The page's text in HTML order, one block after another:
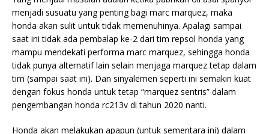
menjadi susuatu yang penting bagi marc marquez, maka
honda akan sulit untuk tidak memenuhinya. Apalagi sampai
saat ini tidak ada pembalap ke-2 dari tim repsol honda yang
mampu mendekati performa marc marquez, sehingga honda
tidak punya alternatif lain selain menjaga marquez tetap dalam
tim (sampai saat ini). Dan sinyalemen seperti ini semakin kuat
dengan fokus honda untuk tetap “marquez sentris” dalam
pengembangan honda rc213v di tahun 2020 nanti.
Honda akan melakukan apapun (untuk sementara ini) dalam